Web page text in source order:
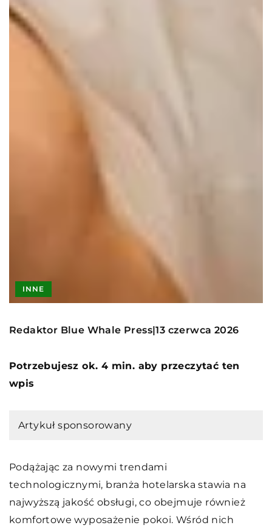
INNE
Redaktor Blue Whale Press|13 czerwca 2026
Potrzebujesz ok. 4 min. aby przeczytać ten
wpis
Artykuł sponsorowany
Podążając za nowymi trendami
technologicznymi, branża hotelarska stawia na
najwyższą jakość obsługi, co obejmuje również
komfortowe wyposażenie pokoi. Wśród nich